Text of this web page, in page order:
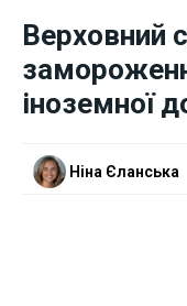
Новини
Бізнес
Верховний
іноземної
Ніна Єланська